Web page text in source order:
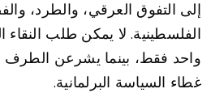
إلى التفوق العرقي، والطرد،
الفلسطينية. لا يمكن طلب
واحد فقط، بينما يشرعن
غطاء السياسة البرلمانية.